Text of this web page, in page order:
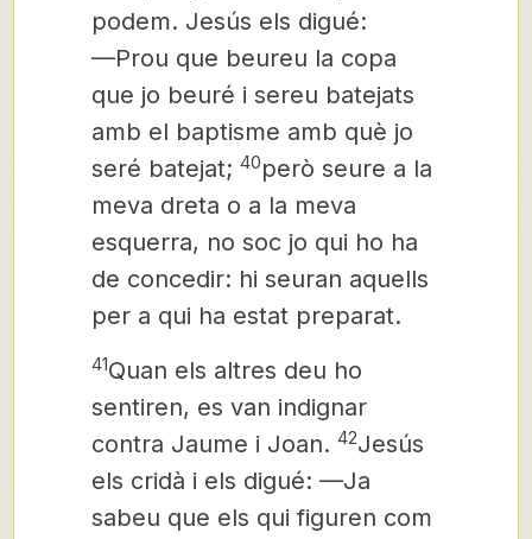
podem. Jesús els digué:
—Prou que beureu la copa
que jo beuré i sereu batejats
amb el baptisme amb què jo
seré batejat; 40però seure a la
meva dreta o a la meva
esquerra, no soc jo qui ho ha
de concedir: hi seuran aquells
per a qui ha estat preparat.
41Quan els altres deu ho
sentiren, es van indignar
contra Jaume i Joan. 42Jesús
els cridà i els digué: —Ja
sabeu que els qui figuren com